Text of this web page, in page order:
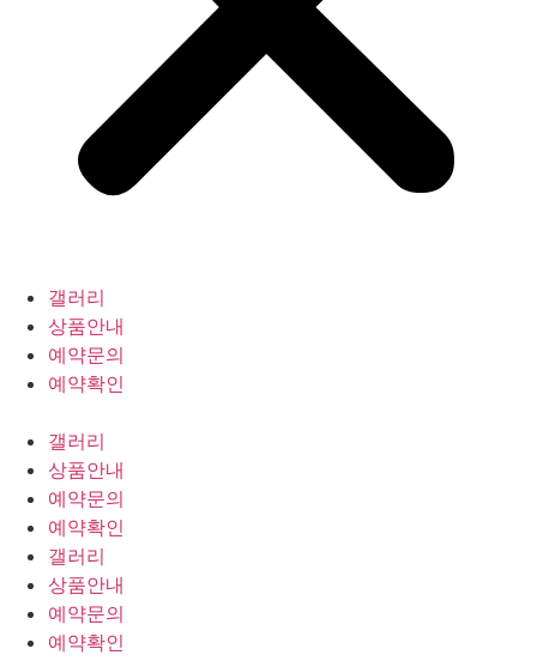
갤러리
상품안내
예약문의
예약확인
갤러리
상품안내
예약문의
예약확인
갤러리
상품안내
예약문의
예약확인